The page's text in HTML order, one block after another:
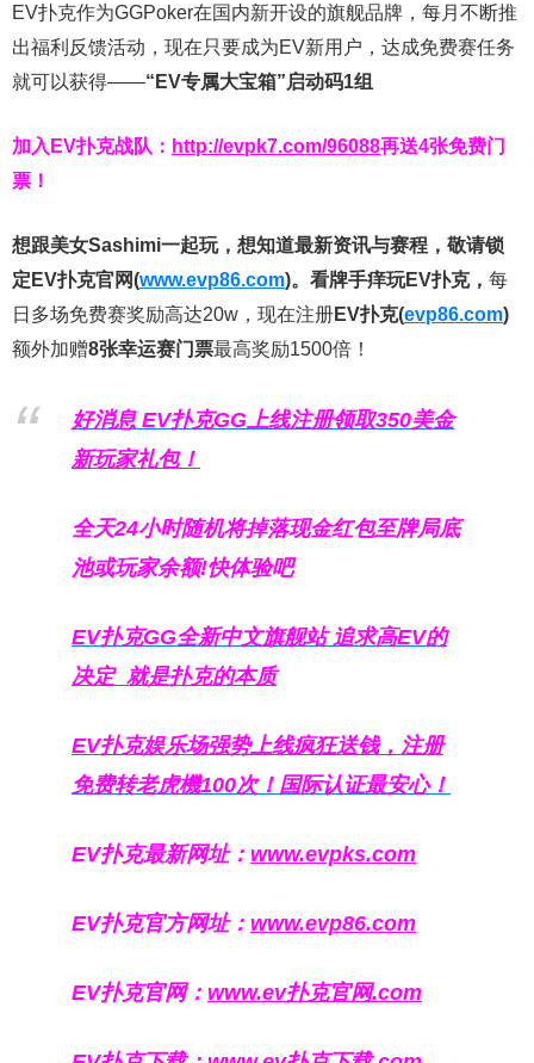
EV扑克作为GGPoker在国内新开设的旗舰品牌，每月不断推
出福利反馈活动，现在只要成为EV新用户，达成免费赛任务
就可以获得——“EV专属大宝箱”启动码1组
加入EV扑克战队： http://evpk7.com/96088再送4张免费门
票！
想跟美女Sashimi一起玩， 想知道最新资讯与赛程， 敬请锁
定EV扑克官网(www.evp86.com)。 看牌手痒玩EV扑克， 每
日多场免费赛奖励高达20w，现在注册EV扑克(evp86.com)
额外加赠8张幸运赛门票最高奖励1500倍！
好消息 EV扑克GG上线注册领取350美金
新玩家礼包！
全天24小时随机将掉落现金红包至牌局底
池或玩家余额!快体验吧
EV扑克GG全新中文旗舰站追求高EV的
决定 就是扑克的本质
EV扑克娱乐场强势上线疯狂送钱，注册
免费转老虎機100次！国际认证最安心！
EV扑克最新网址： www.evpks.com
EV扑克官方网址： www.evp86.com
EV扑克官网： www.ev扑克官网.com